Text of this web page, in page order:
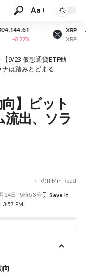
Aa
XRP
XRP
JPY-¥ 163.69
-0.45%
【9/23 仮想通貨ETF動
は踏みとどまる
向】ビット
流出、ソラ
3:57 PM
24日 15時56分
11 Min Read
向